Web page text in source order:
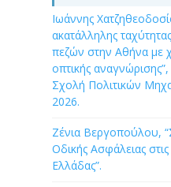
Ιωάννης
ακατάλληλης
πεζών στην Αθήνα με
οπτικής
Σχολή Πολιτικών
2026.
Ζένια Βεργοπούλου,
Οδικής Ασφάλειας
Ελλάδας”.